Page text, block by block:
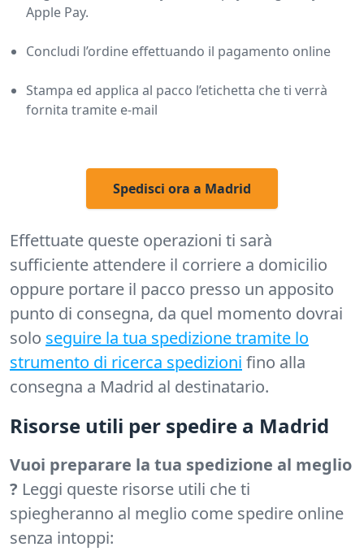
Apple Pay.
Concludi l’ordine effettuando il pagamento online
Stampa ed applica al pacco l’etichetta che ti verrà
fornita tramite e-mail
Spedisci ora a Madrid
Effettuate queste operazioni ti sarà
sufficiente attendere il corriere a domicilio
oppure portare il pacco presso un apposito
punto di consegna, da quel momento dovrai
solo seguire la tua spedizione tramite lo
strumento di ricerca spedizioni fino alla
consegna a Madrid al destinatario.
Risorse utili per spedire a Madrid
Vuoi preparare la tua spedizione al meglio
? Leggi queste risorse utili che ti
spiegheranno al meglio come spedire online
senza intoppi: